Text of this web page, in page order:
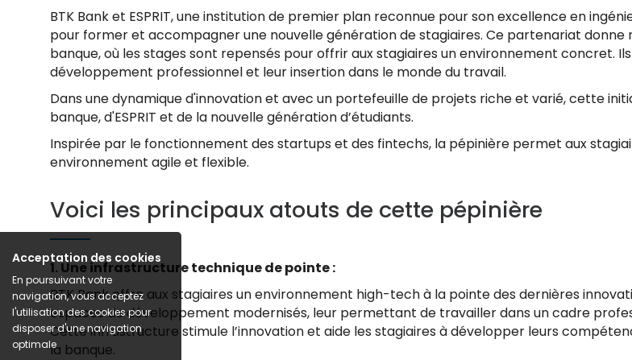
Acceptation des cookies
En poursuivant votre
navigation, vous acceptez
l'utilisation des cookies pour
disposer d'une navigation
optimale
Platinum
SECURIPASS
BTK Bank et ESPRIT, une institution de premier plan reconnue pour son excellence en
pour former et accompagner une nouvelle génération de stagiaires. Ce partenariat donne
banque, où les stages sont repensés pour offrir aux stagiaires un environnement concret.
développement professionnel et leur insertion dans le monde du travail.
Dans une dynamique d'innovation et avec un portefeuille de projets riche et varié, cette
banque, d'ESPRIT et de la nouvelle génération d’étudiants.
Inspirée par le fonctionnement des startups et des fintechs, la pépinière permet aux
environnement agile et flexible.
Voici les principaux atouts de cette pépinière
1. Une infrastructure technique de pointe :
BTK Bank offre aux stagiaires un environnement high-tech à la pointe des dernières
espaces de développement modernisés, leur permettant de travailler dans un cadre
Cette infrastructure stimule l’innovation et aide les stagiaires à développer leurs
la banque.